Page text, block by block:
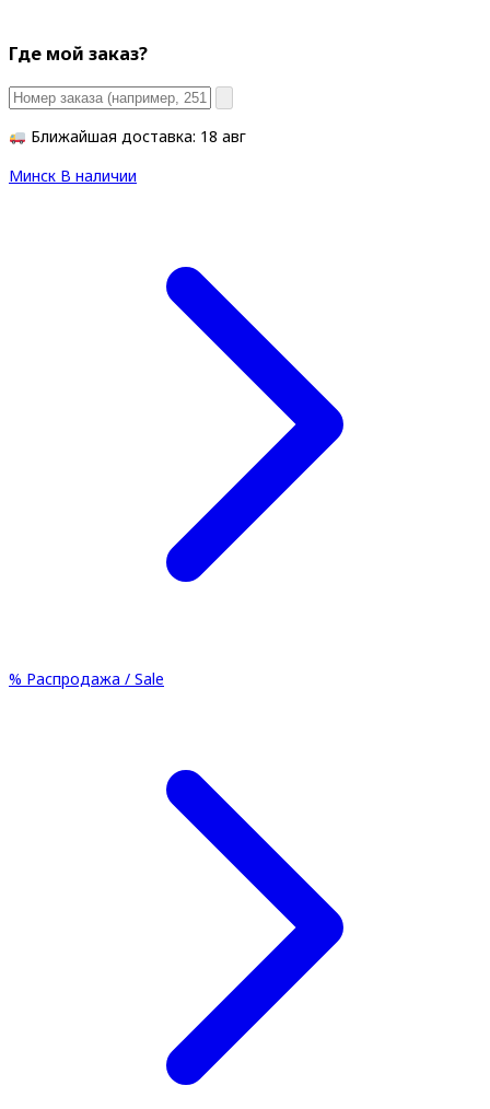
Где мой заказ?
Ближайшая доставка: 18 авг
Минск В наличии
% Распродажа / Sale